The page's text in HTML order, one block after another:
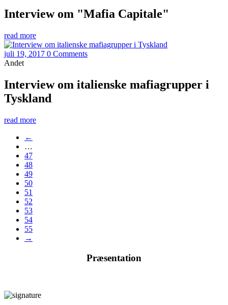
Interview om "Mafia Capitale"
read more
juli 19, 2017 0 Comments
Andet
Interview om italienske mafiagrupper i
Tyskland
read more
←
…
47
48
49
50
51
52
53
54
55
→
Præsentation